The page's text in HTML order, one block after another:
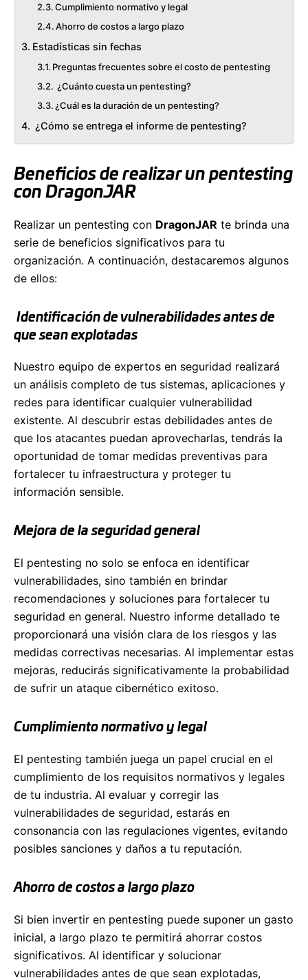
Cumplimiento normativo y legal
Ahorro de costos a largo plazo
Estadísticas sin fechas
Preguntas frecuentes sobre el costo de pentesting
¿Cuánto cuesta un pentesting?
¿Cuál es la duración de un pentesting?
¿Cómo se entrega el informe de pentesting?
Beneficios de realizar un pentesting
con DragonJAR
Realizar un pentesting con DragonJAR te brinda una
serie de beneficios significativos para tu
organización. A continuación, destacaremos algunos
de ellos:
Identificación de vulnerabilidades antes de
que sean explotadas
Nuestro equipo de expertos en seguridad realizará
un análisis completo de tus sistemas, aplicaciones y
redes para identificar cualquier vulnerabilidad
existente. Al descubrir estas debilidades antes de
que los atacantes puedan aprovecharlas, tendrás la
oportunidad de tomar medidas preventivas para
fortalecer tu infraestructura y proteger tu
información sensible.
Mejora de la seguridad general
El pentesting no solo se enfoca en identificar
vulnerabilidades, sino también en brindar
recomendaciones y soluciones para fortalecer tu
seguridad en general. Nuestro informe detallado te
proporcionará una visión clara de los riesgos y las
medidas correctivas necesarias. Al implementar estas
mejoras, reducirás significativamente la probabilidad
de sufrir un ataque cibernético exitoso.
Cumplimiento normativo y legal
El pentesting también juega un papel crucial en el
cumplimiento de los requisitos normativos y legales
de tu industria. Al evaluar y corregir las
vulnerabilidades de seguridad, estarás en
consonancia con las regulaciones vigentes, evitando
posibles sanciones y daños a tu reputación.
Ahorro de costos a largo plazo
Si bien invertir en pentesting puede suponer un gasto
inicial, a largo plazo te permitirá ahorrar costos
significativos. Al identificar y solucionar
vulnerabilidades antes de que sean explotadas,